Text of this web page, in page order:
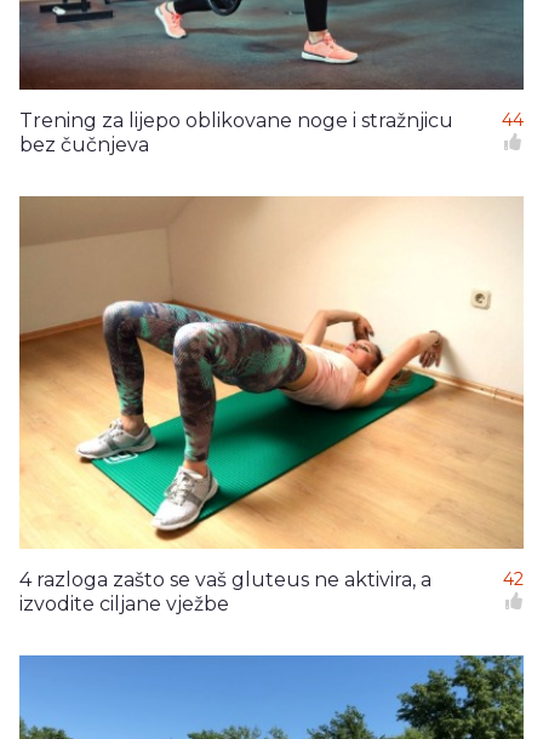
Trening za lijepo oblikovane noge i stražnjicu
bez čučnjeva
44
4 razloga zašto se vaš gluteus ne aktivira, a
izvodite ciljane vježbe
42